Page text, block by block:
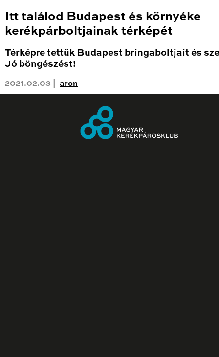
Itt találod Budapest és környéke
kerékpárboltjainak térképét
Térképre tettük Budapest bringaboltjait és
Jó böngészést!
2021.02.03 | aron